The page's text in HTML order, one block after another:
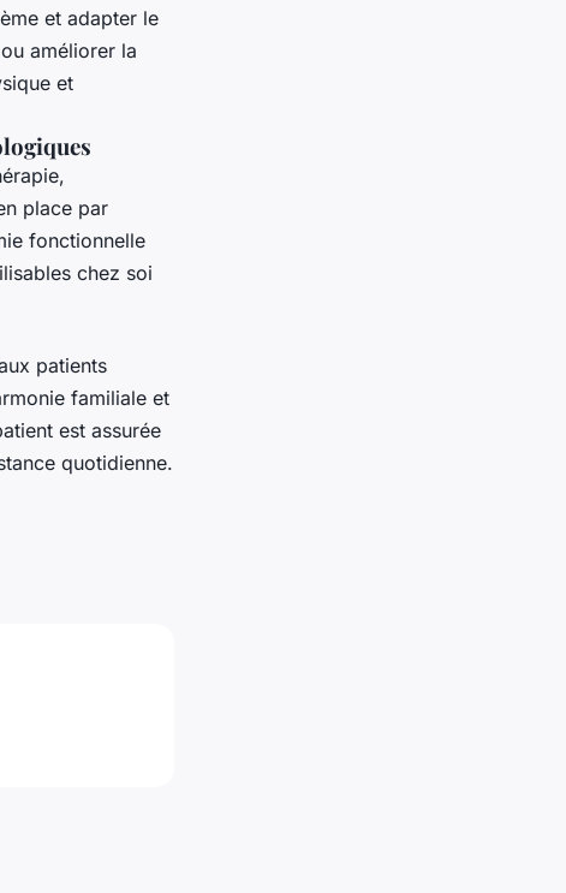
et adapter le
améliorer la
et
place par
fonctionnelle
chez soi
patients
familiale et
est assurée
quotidienne.